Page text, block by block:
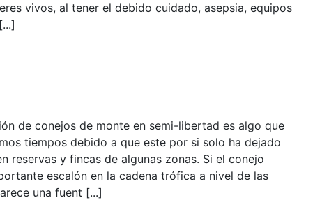
vivos, al tener el debido cuidado, asepsia, equipos
de conejos de monte en semi-libertad es algo que
tiempos debido a que este por si solo ha dejado
reservas y fincas de algunas zonas. Si el conejo
escalón en la cadena trófica a nivel de las
una fuent [...]